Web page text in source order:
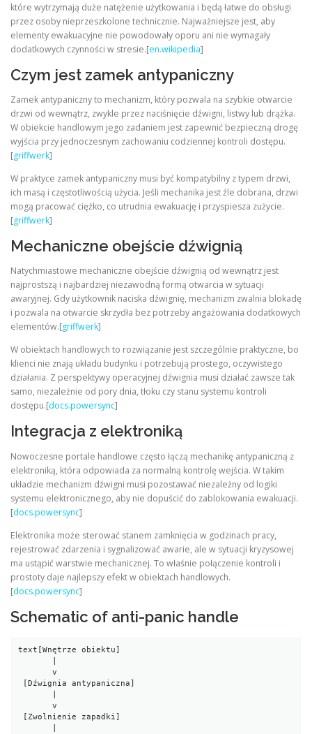
które wytrzymają duże natężenie użytkowania i będą łatwe do obsługi
przez osoby nieprzeszkolone technicznie. Najważniejsze jest, aby
elementy ewakuacyjne nie powodowały oporu ani nie wymagały
dodatkowych czynności w stresie.[en.wikipedia]
Czym jest zamek antypaniczny
Zamek antypaniczny to mechanizm, który pozwala na szybkie otwarcie
drzwi od wewnątrz, zwykle przez naciśnięcie dźwigni, listwy lub drążka.
W obiekcie handlowym jego zadaniem jest zapewnić bezpieczną drogę
wyjścia przy jednoczesnym zachowaniu codziennej kontroli dostępu.
[griffwerk]
W praktyce zamek antypaniczny musi być kompatybilny z typem drzwi,
ich masą i częstotliwością użycia. Jeśli mechanika jest źle dobrana, drzwi
mogą pracować ciężko, co utrudnia ewakuację i przyspiesza zużycie.
[griffwerk]
Mechaniczne obejście dźwignią
Natychmiastowe mechaniczne obejście dźwignią od wewnątrz jest
najprostszą i najbardziej niezawodną formą otwarcia w sytuacji
awaryjnej. Gdy użytkownik naciska dźwignię, mechanizm zwalnia blokadę
i pozwala na otwarcie skrzydła bez potrzeby angażowania dodatkowych
elementów.[griffwerk]
W obiektach handlowych to rozwiązanie jest szczególnie praktyczne, bo
klienci nie znają układu budynku i potrzebują prostego, oczywistego
działania. Z perspektywy operacyjnej dźwignia musi działać zawsze tak
samo, niezależnie od pory dnia, tłoku czy stanu systemu kontroli
dostępu.[docs.powersync]
Integracja z elektroniką
Nowoczesne portale handlowe często łączą mechanikę antypaniczną z
elektroniką, która odpowiada za normalną kontrolę wejścia. W takim
układzie mechanizm dźwigni musi pozostawać niezależny od logiki
systemu elektronicznego, aby nie dopuścić do zablokowania ewakuacji.
[docs.powersync]
Elektronika może sterować stanem zamknięcia w godzinach pracy,
rejestrować zdarzenia i sygnalizować awarie, ale w sytuacji kryzysowej
ma ustąpić warstwie mechanicznej. To właśnie połączenie kontroli i
prostoty daje najlepszy efekt w obiektach handlowych.
[docs.powersync]
Schematic of anti-panic handle
text [Wnętrze obiektu]
       v
       v